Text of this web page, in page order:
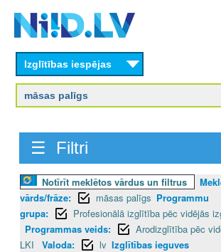
content
Izglītības iespējas
☰ Filtri
Notīrīt meklētos vārdus un filtrus
vārds/frāze:
māsas palīgs Programmu
grupa:
Profesionālā izglītība pēc vidējās
Programmas veids:
Arodizglītība pēc
LKI
Valoda: lv Izglītības ieguves